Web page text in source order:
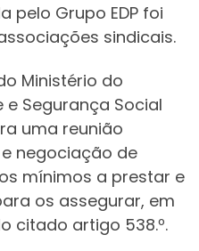
pelo Grupo EDP foi
sindicais.
Ministério do
Segurança Social
uma reunião
negociação de
mínimos a prestar e
os assegurar, em
citado artigo 538.º.